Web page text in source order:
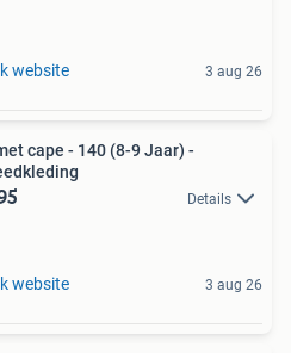
website 3 aug 26
cape - 140 (8-9 Jaar) -
Details
website 3 aug 26